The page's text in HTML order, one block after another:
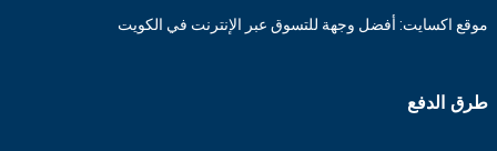
موقع اكسايت: أفضل وجهة للتسوق عبر الإنترنت في الكويت
طرق الدفع